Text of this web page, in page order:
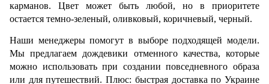
карманов. Цвет может быть любой, но в приоритете
остается темно-зеленый, оливковый, коричневый, черный.
Наши менеджеры помогут в выборе подходящей модели.
Мы предлагаем дождевики отменного качества, которые
можно использовать при создании повседневного образа
или для путешествий. Плюс: быстрая доставка по Украине